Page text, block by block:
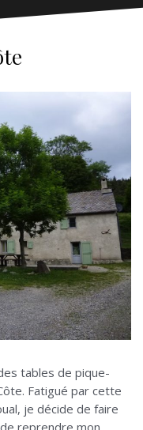
tables de pique-
Fatigué par cette
je décide de faire
reprendre mon